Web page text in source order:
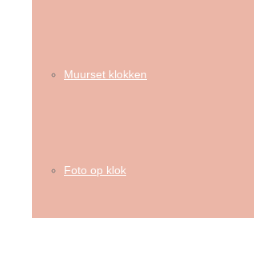
Muurset klokken
Foto op klok